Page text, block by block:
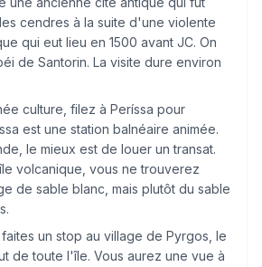
cendres à la suite d'une violente
qui eut lieu en 1500 avant JC. On
de Santorin. La visite dure environ
culture, filez à Períssa pour
est une station balnéaire animée.
le mieux est de louer un transat.
volcanique, vous ne trouverez
de sable blanc, mais plutôt du sable
un stop au village de Pyrgos, le
de toute l'île. Vous aurez une vue à